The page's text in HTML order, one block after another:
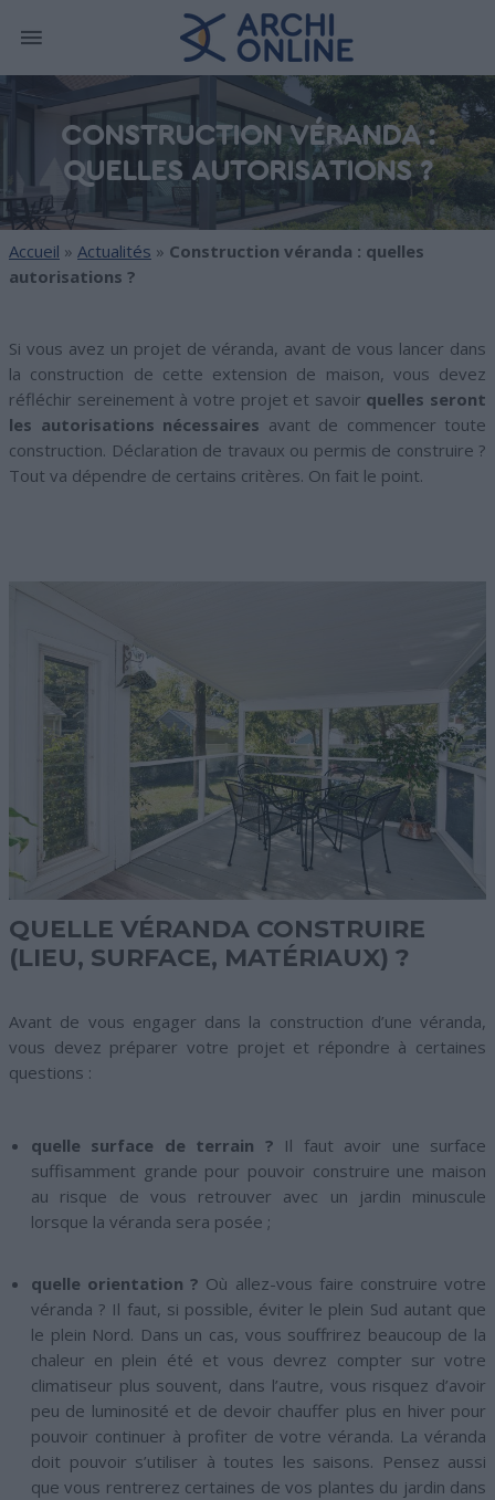
CONSTRUCTION VÉRANDA :
QUELLES AUTORISATIONS ?
Accueil » Actualités » Construction véranda : quelles
autorisations ?
Si vous avez un projet de véranda, avant de vous lancer dans
la construction de cette extension de maison, vous devez
réfléchir sereinement à votre projet et savoir quelles seront
les autorisations nécessaires avant de commencer toute
construction. Déclaration de travaux ou permis de construire ?
Tout va dépendre de certains critères. On fait le point.
QUELLE VÉRANDA CONSTRUIRE
(LIEU, SURFACE, MATÉRIAUX) ?
Avant de vous engager dans la construction d’une véranda,
vous devez préparer votre projet et répondre à certaines
questions :
quelle surface de terrain ? Il faut avoir une surface
suffisamment grande pour pouvoir construire une maison
au risque de vous retrouver avec un jardin minuscule
lorsque la véranda sera posée ;
quelle orientation ? Où allez-vous faire construire votre
véranda ? Il faut, si possible, éviter le plein Sud autant que
le plein Nord. Dans un cas, vous souffrirez beaucoup de la
chaleur en plein été et vous devrez compter sur votre
climatiseur plus souvent, dans l’autre, vous risquez d’avoir
peu de luminosité et de devoir chauffer plus en hiver pour
pouvoir continuer à profiter de votre véranda. La véranda
doit pouvoir s’utiliser à toutes les saisons. Pensez aussi
que vous rentrerez certaines de vos plantes du jardin dans